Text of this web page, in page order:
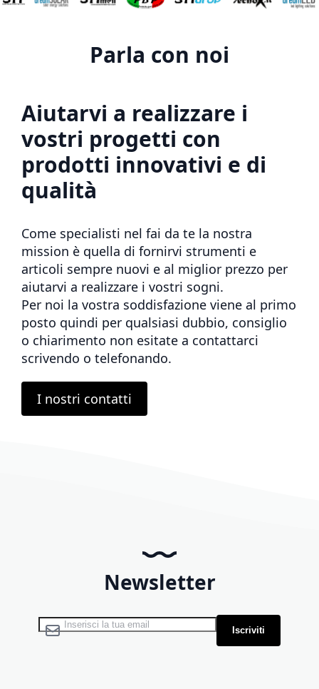
Parla con noi
Aiutarvi a realizzare i
vostri progetti con
prodotti innovativi e di
qualità
Come specialisti nel fai da te la nostra
mission è quella di fornirvi strumenti e
articoli sempre nuovi e al miglior prezzo per
aiutarvi a realizzare i vostri sogni.
Per noi la vostra soddisfazione viene al primo
posto quindi per qualsiasi dubbio, consiglio
o chiarimento non esitate a contattarci
scrivendo o telefonando.
I nostri contatti
Newsletter
Iscriviti alla nostra Newsletter: Iscriviti